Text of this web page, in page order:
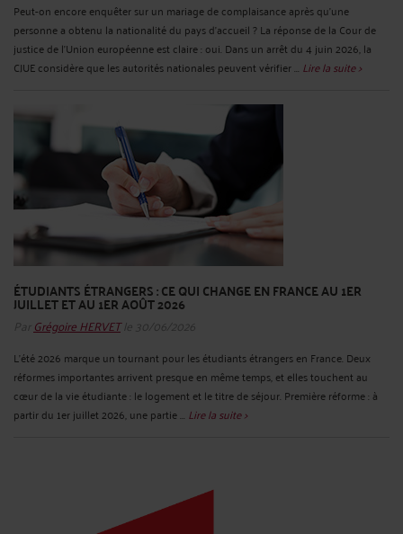
Peut-on encore enquêter sur un mariage de complaisance après qu’une
personne a obtenu la nationalité du pays d’accueil ? La réponse de la Cour de
justice de l’Union européenne est claire : oui. Dans un arrêt du 4 juin 2026, la
CJUE considère que les autorités nationales peuvent vérifier ... Lire la suite >
ÉTUDIANTS ÉTRANGERS : CE QUI CHANGE EN FRANCE AU 1ER
JUILLET ET AU 1ER AOÛT 2026
Par Grégoire HERVETle 30/06/2026
L’été 2026 marque un tournant pour les étudiants étrangers en France. Deux
réformes importantes arrivent presque en même temps, et elles touchent au
cœur de la vie étudiante : le logement et le titre de séjour. Première réforme : à
partir du 1er juillet 2026, une partie ... Lire la suite >